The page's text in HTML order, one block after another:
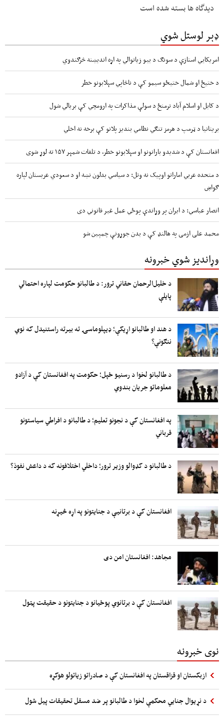
دیدگاه ها بسته شده است
ډېر لوستل شوي
امریکايي استازې د سونګ د بیو زیاتوالي په اړه اندیښنه څرګندوي
د ختیځ او شمال ختیځو سیمو کې د ناڅاپي سېلابونو خطر
د کابل او اسلام آباد ترمنځ د سولې مذاکرات په ارومچي کې بريالي شول
بریتانیا د ټرمپ د هرمز تنګي نظامي بندیز پلانو کې برخه نه اخلي
افغانستان کې د شدیدو بارانونو او سېلابونو خطر، د تلفات شمېر ۱۵۷ ته لوړ شوی
د متحده عربي اماراتو اوپیک نه وتل: د سیاسي بدلون نښه او د سعودي عربستان لپاره
ګواښ
انصار عباسي: د ایران پر وړاندې پوځي عمل غیر قانوني دی
محمد علی ازمی په هالنډ کې د بدن جوړونې چمپین شو
وړاندیز شوي خبرونه
د خلیل‌الرحمان حقاني ترور: د طالبانو حکومت لپاره احتمالي
پایلې
د هند او طالبانو اړیکې؛ ډیپلوماسۍ ته بیرته راستنیدل که نوي
ننګونې؟
د طالبانو لخوا د رسنیو ځپل؛ حکومت په افغانستان کې د آزادو
معلوماتو جریان بندوي
په افغانستان کې د نجونو تعلیم؛ د طالبانو د افراطي سیاستونو
قرباني
د طالبانو د کډوالو وزیر ترور؛ داخلي اختلافونه که د داعش نفوذ؟
افغانستان کې د برتانیې د جنایتونو په اړه څیړنه
مجاهد: افغانستان امن دی
افغانستان کې د برتانوي پوځیانو د جنایتونو د حقیقت پټول
نوی خبرونه
ازبکستان او قزاقستان په افغانستان کې د صادراتو زیاتولو هوکړه
د نړیوال جنایي محکمې لخوا د طالبانو پر ضد مسقل تحقیقات پیل شول